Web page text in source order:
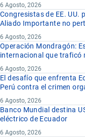
6 Agosto, 2026
Congresistas de EE. UU.
Aliado Importante no
6 Agosto, 2026
Operación Mondragón:
internacional que traficó
6 Agosto, 2026
El desafío que enfrenta
Perú contra el crimen
6 Agosto, 2026
Banco Mundial destina
eléctrico de Ecuador
6 Agosto, 2026